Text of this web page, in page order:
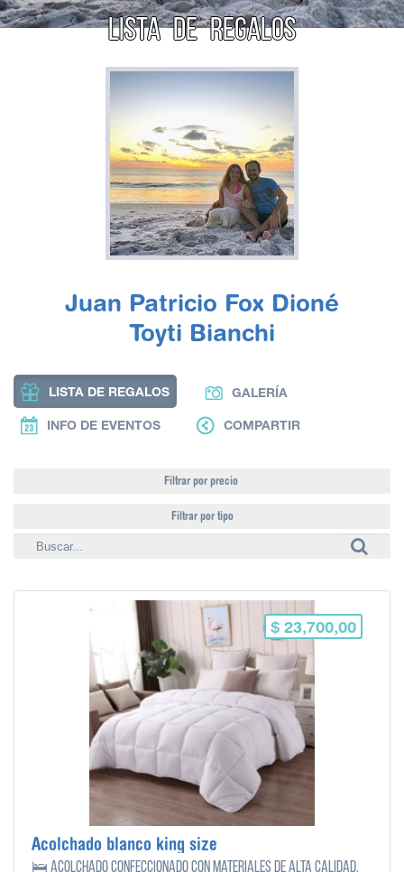
LISTA DE REGALOS
Juan Patricio Fox Dioné
Toyti Bianchi
LISTA DE REGALOS GALERÍA
INFO DE EVENTOS COMPARTIR
Filtrar por precio
Filtrar por tipo
$ 23,700,00
Acolchado blanco king size
🛌 Acolchado confeccionado con materiales de alta calidad.